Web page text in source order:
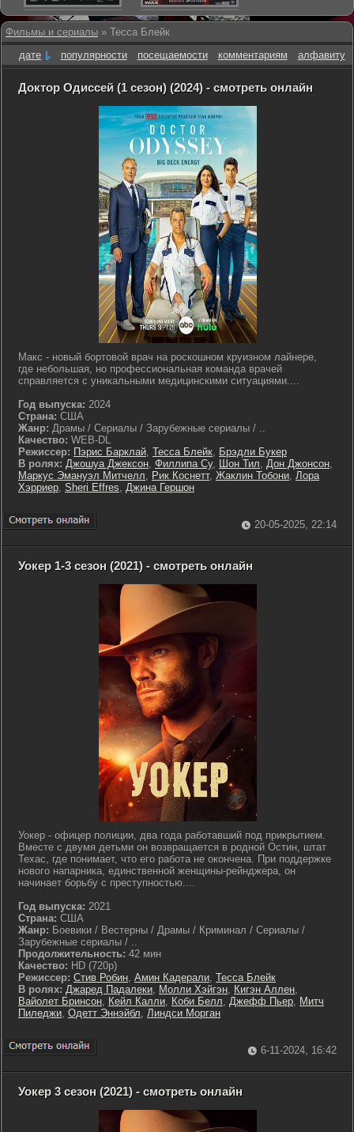
Фильмы и сериалы » Тесса Блейк
дате
популярности посещаемости комментариям алфавиту
Доктор Одиссей (1 сезон) (2024) - смотреть онлайн
Макс - новый бортовой врач на роскошном круизном лайнере,
где небольшая, но профессиональная команда врачей
справляется с уникальными медицинскими ситуациями....
Год выпуска: 2024
Страна: США
Жанр: Драмы / Сериалы / Зарубежные сериалы / ..
Качество: WEB-DL
Режиссер: Пэрис Барклай, Тесса Блейк, Брэдли Букер
В ролях: Джошуа Джексон, Филлипа Су, Шон Тил, Дон Джонсон,
Маркус Эмануэл Митчелл, Рик Коснетт, Жаклин Тобони, Лора
Хэрриер, Sheri Effres, Джина Гершон
20-05-2025, 22:14
Уокер 1-3 сезон (2021) - смотреть онлайн
Уокер - офицер полиции, два года работавший под прикрытием.
Вместе с двумя детьми он возвращается в родной Остин, штат
Техас, где понимает, что его работа не окончена. При поддержке
нового напарника, единственной женщины-рейнджера, он
начинает борьбу с преступностью....
Год выпуска: 2021
Страна: США
Жанр: Боевики / Вестерны / Драмы / Криминал / Сериалы /
Зарубежные сериалы / ..
Продолжительность: 42 мин
Качество: HD (720p)
Режиссер: Стив Робин, Амин Кадерали, Тесса Блейк
В ролях: Джаред Падалеки, Молли Хэйгэн, Кигэн Аллен,
Вайолет Бринсон, Кейл Калли, Коби Белл, Джефф Пьер, Митч
Пиледжи, Одетт Эннэйбл, Линдси Морган
6-11-2024, 16:42
Уокер 3 сезон (2021) - смотреть онлайн